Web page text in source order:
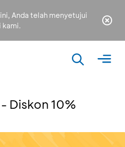
Anda telah menyetujui
kami.
Diskon 10%